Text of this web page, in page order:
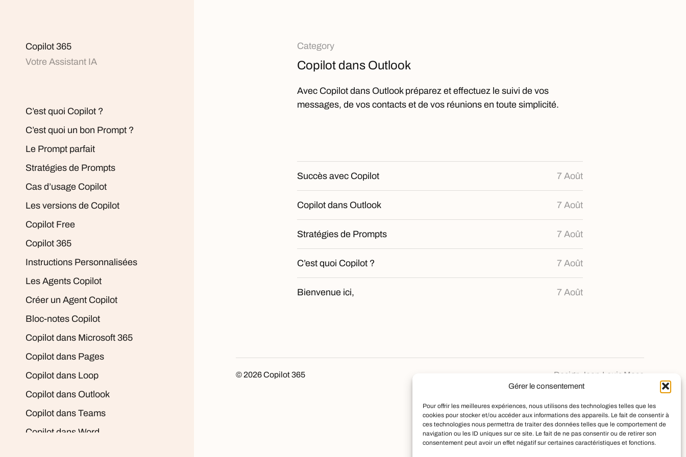
Gérer le consentement
Pour offrir les meilleures expériences, nous utilisons des technologies telles que les
cookies pour stocker et/ou accéder aux informations des appareils. Le fait de consentir à
ces technologies nous permettra de traiter des données telles que le comportement de
navigation ou les ID uniques sur ce site. Le fait de ne pas consentir ou de retirer son
consentement peut avoir un effet négatif sur certaines caractéristiques et fonctions.
Copilot 365
Votre Assistant IA
C’est quoi Copilot ?
C’est quoi un bon Prompt ?
Le Prompt parfait
Stratégies de Prompts
Cas d’usage Copilot
Les versions de Copilot
Copilot Free
Copilot 365
Instructions Personnalisées
Les Agents Copilot
Créer un Agent Copilot
Bloc-notes Copilot
Copilot dans Microsoft 365
Copilot dans Pages
Copilot dans Loop
Copilot dans Outlook
Copilot dans Teams
Copilot dans Word
Category
Copilot dans Outlook
Avec Copilot dans Outlook préparez et effectuez le suivi de vos
messages, de vos contacts et de vos réunions en toute simplicité.
Succès avec Copilot 7 Août
Copilot dans Outlook 7 Août
Stratégies de Prompts 7 Août
C’est quoi Copilot ? 7 Août
Bienvenue ici, 7 Août
© 2026Copilot 365 Design Jean-Louis Maso